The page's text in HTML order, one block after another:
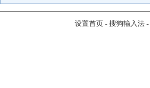
设置首页- 搜狗输入法-